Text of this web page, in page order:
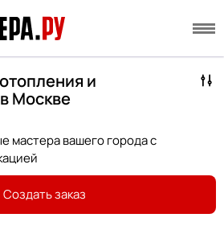
и
Москве
мастера вашего города с
Создать заказ